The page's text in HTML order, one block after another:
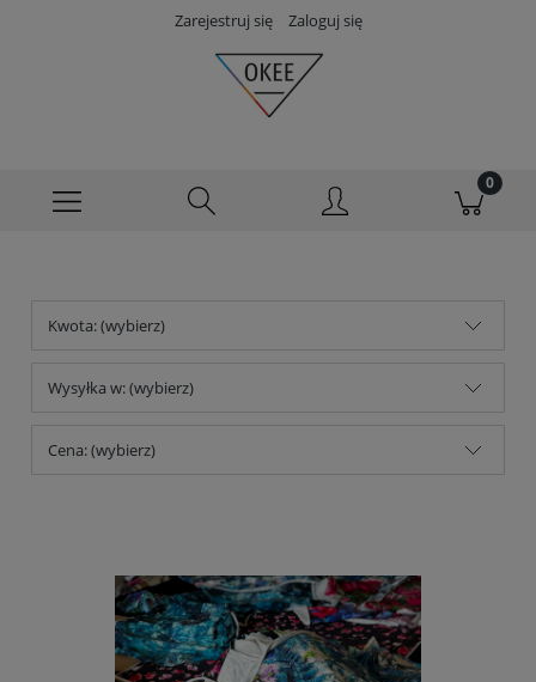
Zarejestruj się Zaloguj się
Kwota: (wybierz)
Wysyłka w: (wybierz)
Cena: (wybierz)